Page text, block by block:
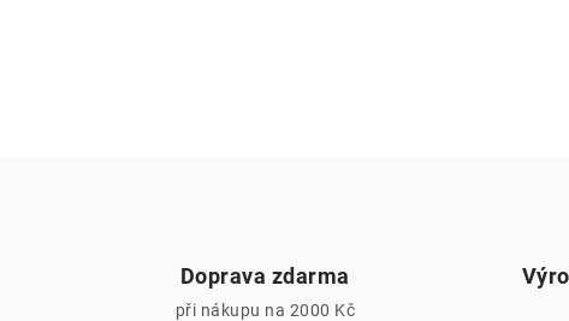
Doprava zdarma
při nákupu na 2000 Kč